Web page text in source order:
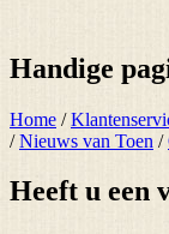
Handige
Home /
/Nieuws van Toen /
Heeft u een